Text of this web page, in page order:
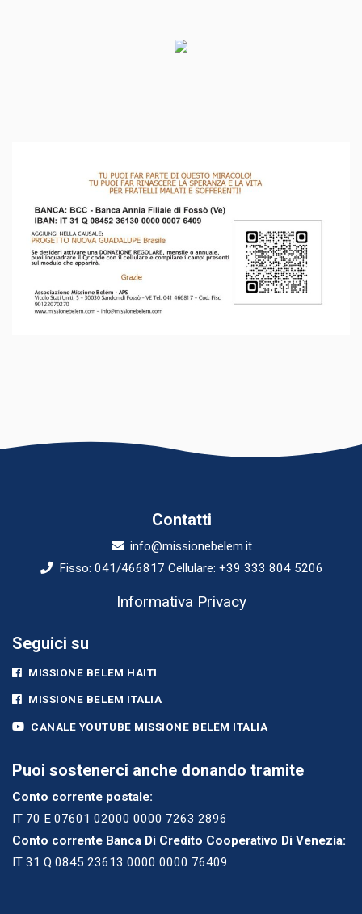
Contatti
info@missionebelem.it
Fisso: 041/466817 Cellulare: +39 333 804 5206
Informativa Privacy
Seguici su
MISSIONE BELEM HAITI
MISSIONE BELEM ITALIA
CANALE YOUTUBE MISSIONE BELÉM ITALIA
Puoi sostenerci anche donando tramite
Conto corrente postale:
IT 70 E 07601 02000 0000 7263 2896
Conto corrente Banca Di Credito Cooperativo Di Venezia:
IT 31 Q 0845 23613 0000 0000 76409